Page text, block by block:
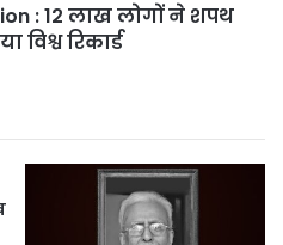
: 12 लाख लोगों ने शपथ
विश्व रिकार्ड